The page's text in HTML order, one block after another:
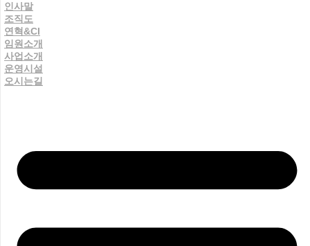
인사말
조직도
연혁&CI
임원소개
사업소개
운영시설
오시는길